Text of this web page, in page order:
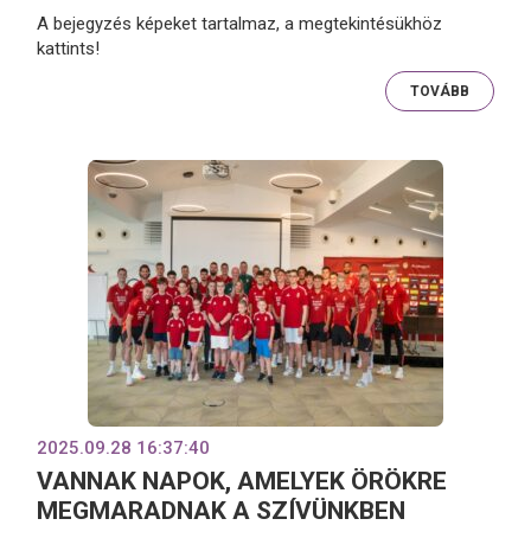
A bejegyzés képeket tartalmaz, a megtekintésükhöz
kattints!
TOVÁBB
2025.09.28 16:37:40
VANNAK NAPOK, AMELYEK ÖRÖKRE
MEGMARADNAK A SZÍVÜNKBEN